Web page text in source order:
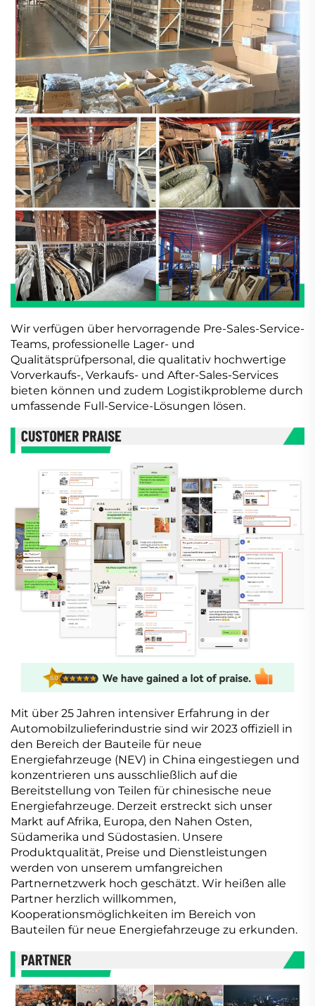
Wir verfügen über hervorragende Pre-Sales-Service-
Teams, professionelle Lager- und
Qualitätsprüfpersonal, die qualitativ hochwertige
Vorverkaufs-, Verkaufs- und After-Sales-Services
bieten können und zudem Logistikprobleme durch
umfassende Full-Service-Lösungen lösen.
Mit über 25 Jahren intensiver Erfahrung in der
Automobilzulieferindustrie sind wir 2023 offiziell in
den Bereich der Bauteile für neue
Energiefahrzeuge (NEV) in China eingestiegen und
konzentrieren uns ausschließlich auf die
Bereitstellung von Teilen für chinesische neue
Energiefahrzeuge. Derzeit erstreckt sich unser
Markt auf Afrika, Europa, den Nahen Osten,
Südamerika und Südostasien. Unsere
Produktqualität, Preise und Dienstleistungen
werden von unserem umfangreichen
Partnernetzwerk hoch geschätzt. Wir heißen alle
Partner herzlich willkommen,
Kooperationsmöglichkeiten im Bereich von
Bauteilen für neue Energiefahrzeuge zu erkunden.